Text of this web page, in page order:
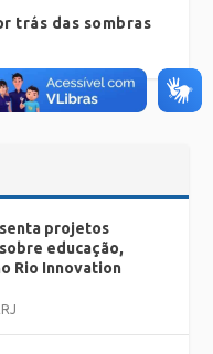
trás das sombras
projetos
educação,
Rio Innovation